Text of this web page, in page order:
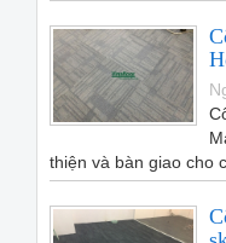
thiện và bàn giao cho